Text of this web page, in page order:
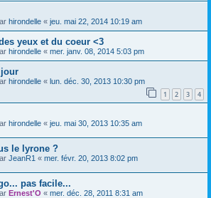
hirondelle « jeu. mai 22, 2014 10:19 am
yeux et du coeur <3
hirondelle « mer. janv. 08, 2014 5:03 pm
jour
hirondelle « lun. déc. 30, 2013 10:30 pm
1 2 3 4
hirondelle « jeu. mai 30, 2013 10:35 am
le lyrone ?
JeanR1 « mer. févr. 20, 2013 8:02 pm
pas facile...
Ernest'O « mer. déc. 28, 2011 8:31 am